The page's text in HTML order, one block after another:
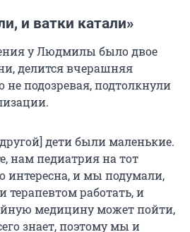
и ватки катали»
у Людмилы было двое
делится вчерашняя
не подозревая, подтолкнули
дети были маленькие.
нам педиатрия на тот
интересна, и мы подумали,
терапевтом работать, и
медицину может пойти,
знает, поэтому мы и